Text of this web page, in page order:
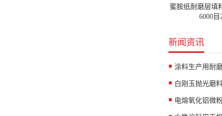
蜜胺纸耐磨层填
6000目
新闻资讯
涂料生产用耐
白刚玉抛光磨